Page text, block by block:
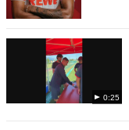
0:25